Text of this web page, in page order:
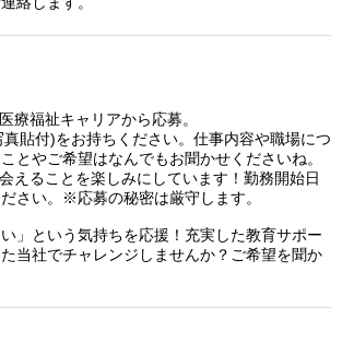
療福祉キャリアから応募。
真貼付)をお持ちください。仕事内容や職場につ
とやご希望はなんでもお聞かせくださいね。
えることを楽しみにしています！勤務開始日
さい。※応募の秘密は厳守します。
」という気持ちを応援！充実した教育サポー
当社でチャレンジしませんか？ご希望を聞か